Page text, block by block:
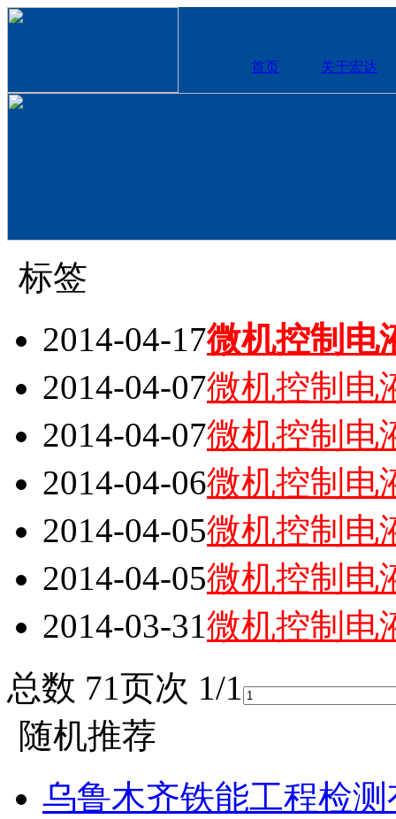
首页 关于宏达
标签
2014-04-17微机控制电
2014-04-07微机控制电
2014-04-07微机控制电
2014-04-06微机控制电
2014-04-05微机控制电
2014-04-05微机控制电
2014-03-31微机控制电
总数 71页次 1/1
随机推荐
乌鲁木齐铁能工程检